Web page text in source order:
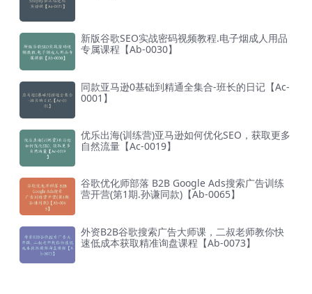
新版谷歌SEO实战密码视频教程.电子烟成人用品
专属课程【Ab-0030】
同款亚马逊0基础到精通全集合-班长的日记【Ac-
0001】
优乐出海(训练营)亚马逊如何优化SEO，获取更多
自然流量【Ac-0019】
谷歌优化师部落 B2B Google Ads搜索广告训练
营开营(第1期.孙谦同款)【Ab-0065】
外资B2B谷歌搜索广告大师课，二叔老师教你快
速低成本获取精准询盘课程【Ab-0073】